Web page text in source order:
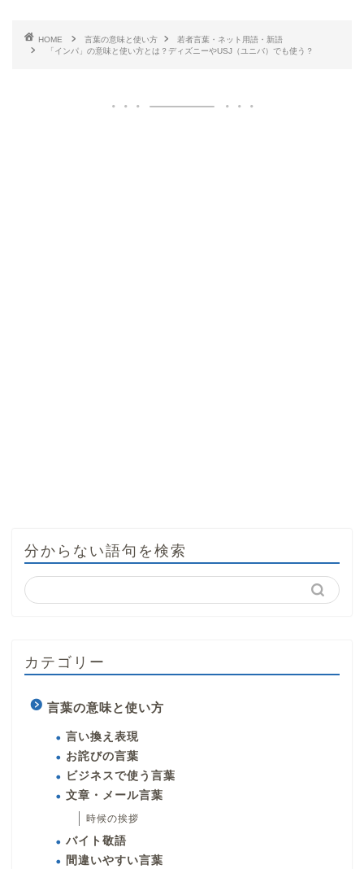
HOME 言葉の意味と使い方
若者言葉・ネット用語・新語
「インパ」の意味と使い方とは？ディズニーやUSJ（ユニバ）でも使う？
分からない語句を検索
カテゴリー
言葉の意味と使い方
言い換え表現
お詫びの言葉
ビジネスで使う言葉
文章・メール言葉
時候の挨拶
バイト敬語
間違いやすい言葉